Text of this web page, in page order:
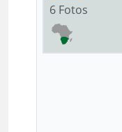
6 Fotos